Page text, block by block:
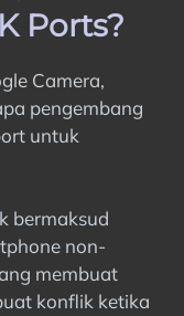
Ports?
Camera,
pengembang
untuk
bermaksud
non-
membuat
konflik ketika